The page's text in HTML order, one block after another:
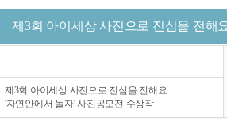
제3회 아이세상 사진으로 진심을 전해
제3회 아이세상 사진으로 진심을 전해요
'자연안에서 놀자' 사진공모전 수상작